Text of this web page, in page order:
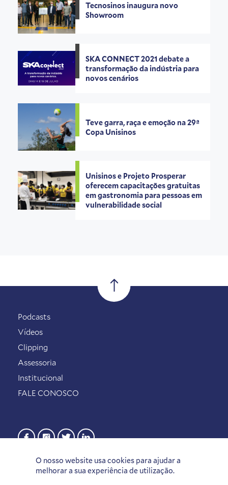
Tecnosinos inaugura novo
Showroom
SKA CONNECT 2021 debate a
transformação da indústria para
novos cenários
Teve garra, raça e emoção na 29ª
Copa Unisinos
Unisinos e Projeto Prosperar
oferecem capacitações gratuitas
em gastronomia para pessoas em
vulnerabilidade social
O nosso website usa cookies para ajudar a
melhorar a sua experiência de utilização.
Podcasts
Vídeos
Clipping
Assessoria
Institucional
FALE CONOSCO